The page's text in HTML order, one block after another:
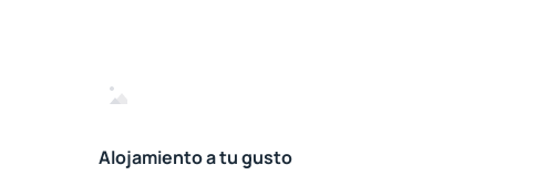
Alojamiento a tu gusto